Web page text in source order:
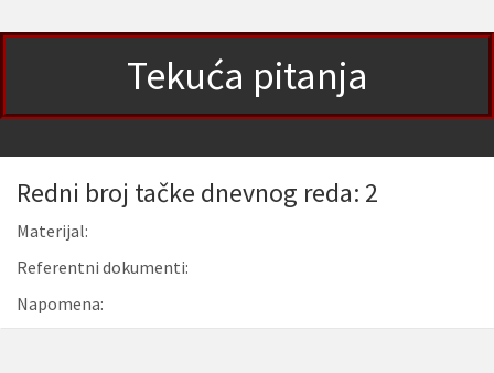
Tekuća pitanja
Redni broj tačke dnevnog reda: 2
Materijal:
Referentni dokumenti:
Napomena: